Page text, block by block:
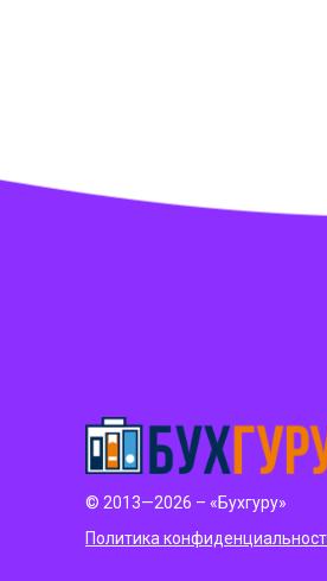
© 2013—2026 – «Бухгуру»
Политика